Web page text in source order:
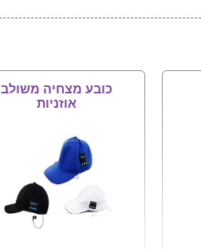
כובע מצחיה משולב
אוזניות